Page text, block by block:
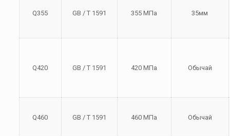
Q355 GB / T 1591 355 МПа 35мм
Q420 GB / T 1591 420 МПа Обычай
Q460 GB / T 1591 460 МПа Обычай